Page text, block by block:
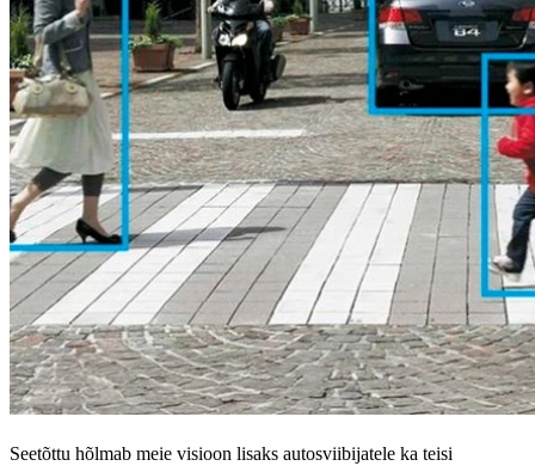
Seetõttu hõlmab meie visioon lisaks autosviibijatele ka teisi